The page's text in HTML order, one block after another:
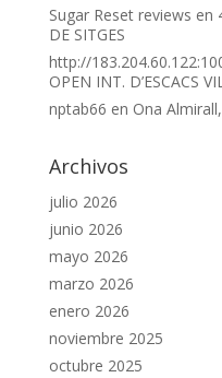
Sugar Reset reviews en
DE SITGES
http://
OPEN INT. D’ESCACS
nptab66 en Ona
Archivos
julio 2026
junio 2026
mayo 2026
marzo 2026
enero 2026
noviembre 2025
octubre 2025